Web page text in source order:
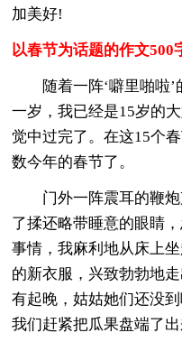
加美好!
以春节为话题的作文500
随着一阵‘噼里啪啦
一岁，我已经是15岁的
觉中过完了。在这15个
数今年的春节了。
门外一阵震耳的鞭
了揉还略带睡意的眼睛
事情，我麻利地从床上
的新衣服，兴致勃勃地
有起晚，姑姑她们还没
我们赶紧把瓜果盘端了出